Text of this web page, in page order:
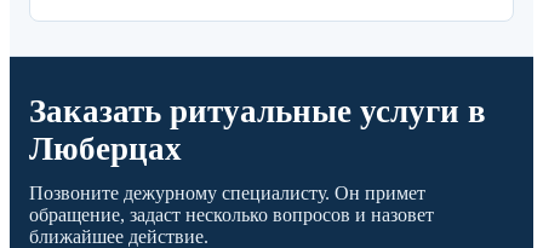
Заказать ритуальные услуги в
Люберцах
Позвоните дежурному специалисту. Он примет
обращение, задаст несколько вопросов и назовет
ближайшее действие.